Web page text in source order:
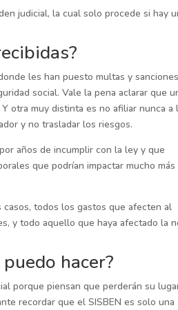
judicial, la cual solo procede si hay
les han puesto multas y
social. Vale la pena aclarar que
otra muy distinta es no afiliar nunca a
y no trasladar los riesgos.
años de incumplir con la ley y que
que podrían impactar mucho más
todos los gastos que afecten al
y todo aquello que haya afectado la
hacer?
porque piensan que perderán su
recordar que el SISBEN es solo una